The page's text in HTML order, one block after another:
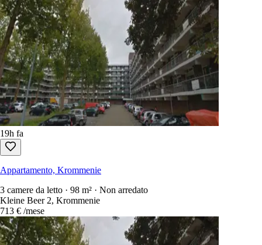
19h fa
Appartamento, Krommenie
3 camere da letto · 98 m² · Non arredato
Kleine Beer 2, Krommenie
713 € /mese